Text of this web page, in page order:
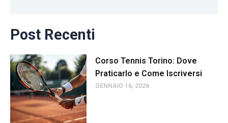
Post Recenti
Corso Tennis Torino: Dove
Praticarlo e Come Iscriversi
GENNAIO 16, 2026